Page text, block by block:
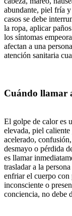
abundante, piel fría
casos se debe
la ropa, aplicar
los síntomas
afectan a una
atención sanitaria
Cuándo llamar
El golpe de calor es
elevada, piel
acelerado,
desmayo o pérdida
es llamar
trasladar a la
enfriar el cuerpo con
inconsciente o
conciencia, no debe